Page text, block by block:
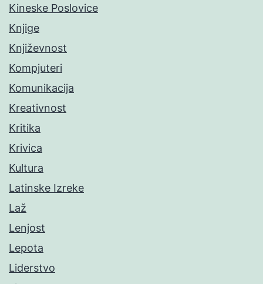
Kineske Poslovice
Knjige
Književnost
Kompjuteri
Komunikacija
Kreativnost
Kritika
Krivica
Kultura
Latinske Izreke
Laž
Lenjost
Lepota
Liderstvo